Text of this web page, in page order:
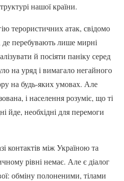
нашої країни.
терористичних атак, свідомо
де перебувають лише мирні
й посіяти паніку серед
на уряд і вимагало негайного
на будь-яких умовах. Але
і населення розуміє, що ті
йде, необхідні для перемоги
контактів між Україною та
рівні немає. Але є діалог
обміну полоненими, тілами